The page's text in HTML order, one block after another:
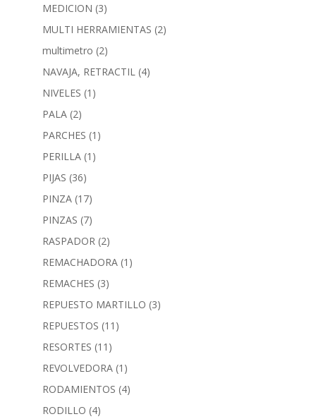
MEDICION (3)
MULTI HERRAMIENTAS (2)
multimetro (2)
NAVAJA, RETRACTIL (4)
NIVELES (1)
PALA (2)
PARCHES (1)
PERILLA (1)
PIJAS (36)
PINZA (17)
PINZAS (7)
RASPADOR (2)
REMACHADORA (1)
REMACHES (3)
REPUESTO MARTILLO (3)
REPUESTOS (11)
RESORTES (11)
REVOLVEDORA (1)
RODAMIENTOS (4)
RODILLO (4)